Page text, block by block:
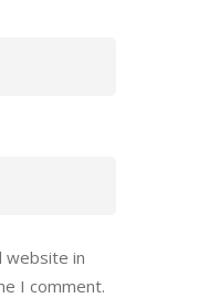
website in
I comment.